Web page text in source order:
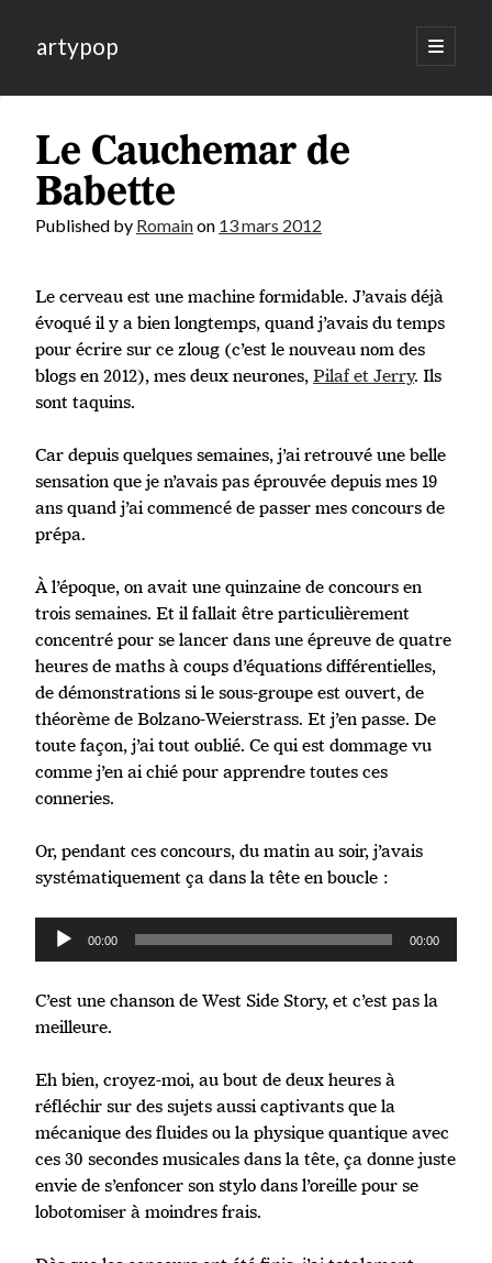
artypop
open
primary
Le Cauchemar de
Babette
Published by Romainon 13 mars 2012
Le cerveau est une machine formidable. J’avais déjà
évoqué il y a bien longtemps, quand j’avais du temps
pour écrire sur ce zloug (c’est le nouveau nom des
blogs en 2012), mes deux neurones,Pilaf et Jerry. Ils
sont taquins.
Car depuis quelques semaines, j’ai retrouvé une belle
sensation que je n’avais pas éprouvée depuis mes 19
ans quand j’ai commencé de passer mes concours de
prépa.
À l’époque, on avait une quinzaine de concours en
trois semaines. Et il fallait être particulièrement
concentré pour se lancer dans une épreuve de quatre
heures de maths à coups d’équations différentielles,
de démonstrations si le sous-groupe est ouvert, de
théorème de Bolzano-Weierstrass. Et j’en passe. De
toute façon, j’ai tout oublié. Ce qui est dommage vu
comme j’en ai chié pour apprendre toutes ces
conneries.
Or, pendant ces concours, du matin au soir, j’avais
systématiquement ça dans la tête en boucle :
Lecteur 00:00 00:00
C’est une chanson de West Side Story, et c’est pas la
meilleure.
Eh bien, croyez-moi, au bout de deux heures à
réfléchir sur des sujets aussi captivants que la
mécanique des fluides ou la physique quantique avec
ces 30 secondes musicales dans la tête, ça donne juste
envie de s’enfoncer son stylo dans l’oreille pour se
lobotomiser à moindres frais.